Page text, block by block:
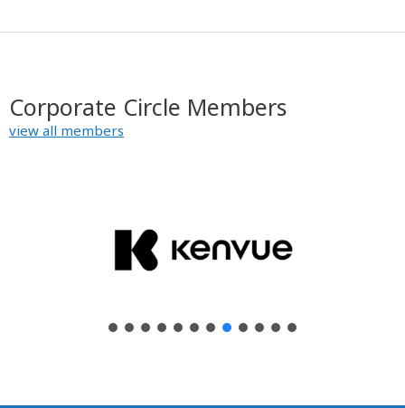
Corporate Circle Members
view all members